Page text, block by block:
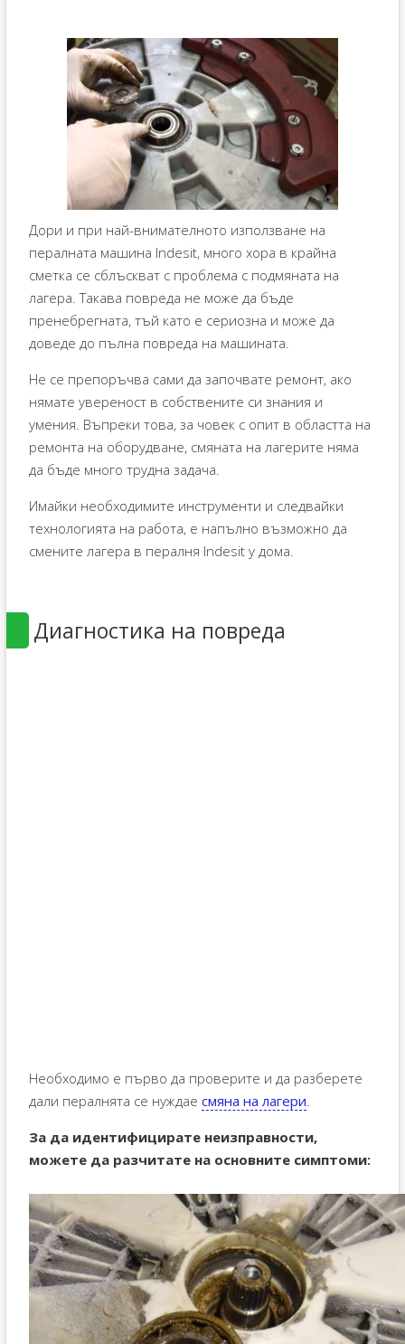
Дори и при най-внимателното използване на
пералната машина Indesit, много хора в крайна
сметка се сблъскват с проблема с подмяната на
лагера. Такава повреда не може да бъде
пренебрегната, тъй като е сериозна и може да
доведе до пълна повреда на машината.
Не се препоръчва сами да започвате ремонт, ако
нямате увереност в собствените си знания и
умения. Въпреки това, за човек с опит в областта на
ремонта на оборудване, смяната на лагерите няма
да бъде много трудна задача.
Имайки необходимите инструменти и следвайки
технологията на работа, е напълно възможно да
смените лагера в пералня Indesit у дома.
Диагностика на повреда
Необходимо е първо да проверите и да разберете
дали пералнята се нуждае смяна на лагери.
За да идентифицирате неизправности,
можете да разчитате на основните симптоми: